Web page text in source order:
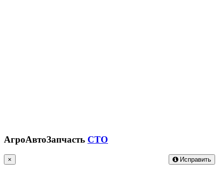
АгроАвтоЗапчасть СТО
Исправить
×